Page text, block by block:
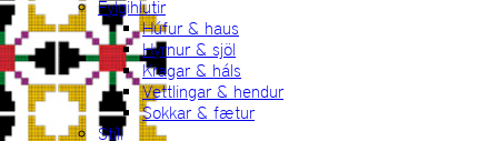
Fylgihlutir
Húfur & haus
Hyrnur & sjöl
Kragar & háls
Vettlingar & hendur
Sokkar & fætur
Stíll